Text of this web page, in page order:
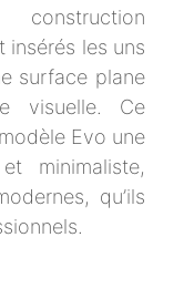
insérés les uns
surface plane
visuelle. Ce
Evo une
minimaliste,
qu’ils